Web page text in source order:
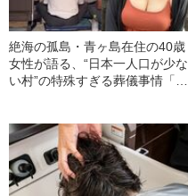
絶海の孤島・青ヶ島在住の40歳
女性が語る、“日本一人口が少な
い村”の特殊すぎる葬儀事情「島